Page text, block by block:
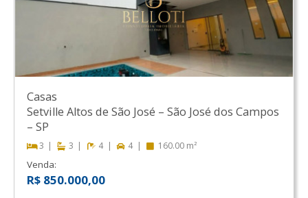
Casas
Setville Altos de São José – São José dos Campos
– SP
3 3 4 4 160.00 m²
Venda:
R$ 850.000,00